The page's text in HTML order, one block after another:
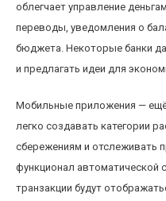
облегчает управление
переводы, уведомления о
бюджета. Некоторые банки
и предлагать идеи для
Мобильные приложения —
легко создавать категории
сбережениям и отслеживать
функционал автоматической
транзакции будут